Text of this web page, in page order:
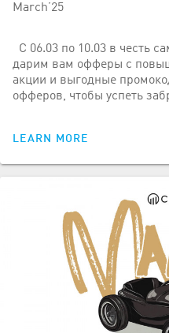
March’25
С 06.03 по 10.03 в честь
дарим вам офферы с
акции и выгодные
офферов, чтобы успеть
LEARN MORE